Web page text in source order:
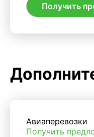
Получить
Авиаперевозки
Получить